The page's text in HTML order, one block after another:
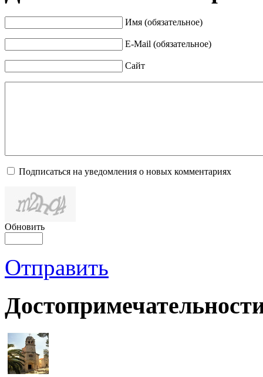
Имя (обязательное)
E-Mail (обязательное)
Сайт
Подписаться на уведомления о новых комментариях
Обновить
Отправить